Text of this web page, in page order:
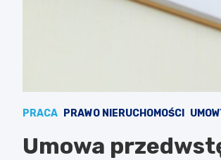
PRACA PRAWO NIERUCHOMOŚCI
Umowa